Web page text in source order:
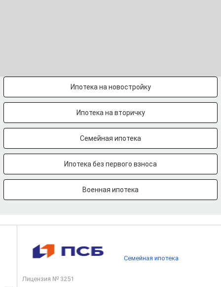
Ипотека на новостройку
Ипотека на вторичку
Семейная ипотека
Ипотека без первого взноса
Военная ипотека
Лицензия № 3251
Семейная ипотека